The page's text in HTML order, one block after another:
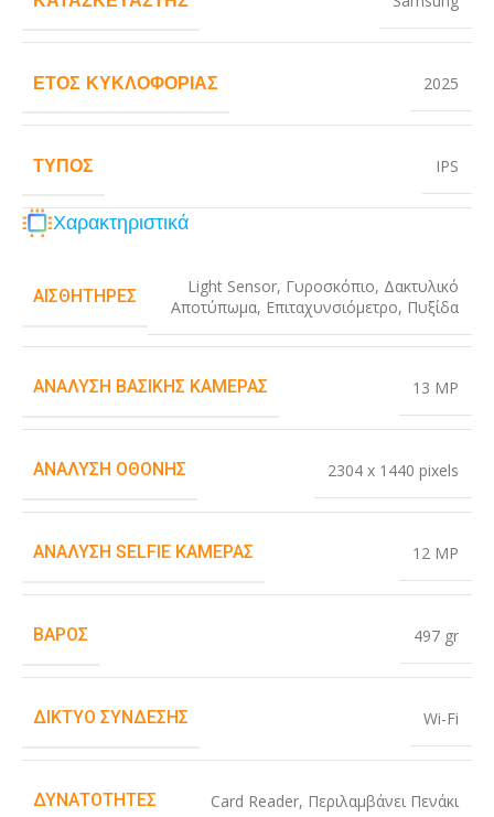
ΈΤΟΣ ΚΥΚΛΟΦΟΡΊΑΣ 2025
ΤΎΠΟΣ IPS
Χαρακτηριστικά
ΑΙΣΘΗΤΉΡΕΣ Light Sensor, Γυροσκόπιο, Δακτυλικό
Αποτύπωμα, Επιταχυνσιόμετρο, Πυξίδα
ΑΝΆΛΥΣΗ ΒΑΣΙΚΉΣ ΚΆΜΕΡΑΣ 13 MP
ΑΝΆΛΥΣΗ ΟΘΌΝΗΣ 2304 x 1440 pixels
ΑΝΆΛΥΣΗ SELFIE ΚΆΜΕΡΑΣ 12 MP
ΒΆΡΟΣ 497 gr
ΔΊΚΤΥΟ ΣΎΝΔΕΣΗΣ Wi-Fi
ΔΥΝΑΤΌΤΗΤΕΣ Card Reader, Περιλαμβάνει Πενάκι